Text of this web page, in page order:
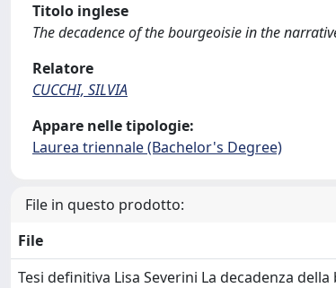
Titolo inglese
The decadence of the bourgeoisie in the
Relatore
CUCCHI, SILVIA
Appare nelle tipologie:
Laurea triennale (Bachelor's Degree)
File in questo prodotto:
File
Tesi definitiva Lisa Severini La decadenza